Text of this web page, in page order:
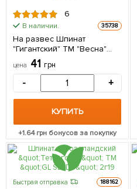
6
В наличии. 35738
На развес Шпинат
"Гигантский" ТМ "Весна"
цена за 7г
цена 41 грн
- +
КУПИТЬ
+1.64грн бонусов за покупку
Быстрая отправка 188162